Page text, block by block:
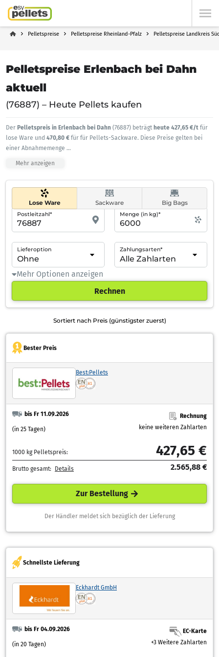
Pelletspreise Pelletspreise Rheinland-Pfalz Pelletspreise Landkreis
Pelletspreise Erlenbach bei Dahn
aktuell
(76887) – Heute Pellets kaufen
Der Pelletspreis in Erlenbach bei Dahn (76887) beträgt heute 427,65 €/t für
lose Ware und 470,80 € für für Pellets-Sackware. Diese Preise gelten bei
einer Abnahmemenge ...
Mehr anzeigen
Lose Ware Sackware Big Bags
Postleitzahl* Menge (in kg)*
Lieferoption Zahlungsarten*
Mehr Optionen anzeigen
Rechnen
Sortiert nach Preis (günstigster zuerst)
Bester Preis
Best:Pellets
bis Fr 11.09.2026
(in 25 Tagen)
Rechnung
keine weiteren Zahlarten
1000 kg Pelletspreis: 427,65 €
Brutto gesamt: Details 2.565,88 €
Zur Bestellung
Der Händler meldet sich bezüglich der Lieferung
Schnellste Lieferung
Eckhardt GmbH
bis Fr 04.09.2026
(in 20 Tagen)
EC-Karte
+3 Weitere Zahlarten